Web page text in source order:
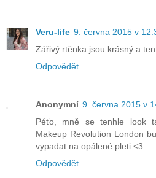
Veru-life 9. června 2015 v
Zářivý rtěnka jsou krásný a
Odpovědět
Anonymní 9. června 2015 v
Péťo, mně se tenhle look
Makeup Revolution London
vypadat na opálené pleti <3
Odpovědět